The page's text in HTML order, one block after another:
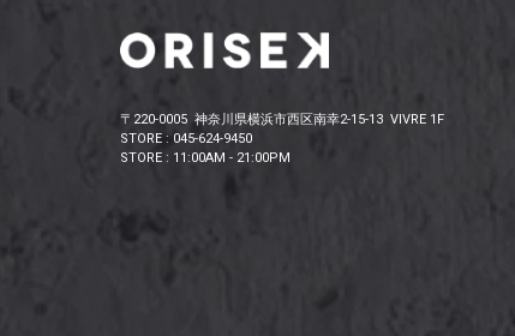
〒220-0005 神奈川県横浜市西区南幸2-15-13 VIVRE 1F
STORE : 045-624-9450
STORE : 11:00AM - 21:00PM